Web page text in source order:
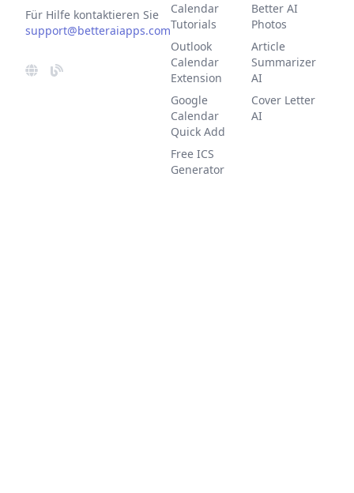
Für Hilfe kontaktieren Sie
support@betteraiapps.com
Calendar
Tutorials
Outlook
Calendar
Extension
Google
Calendar
Quick Add
Free ICS
Generator
Better AI
Photos
Article
Summarizer
AI
Cover Letter
AI